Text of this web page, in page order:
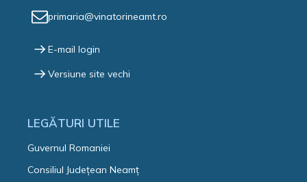
primaria@vinatorineamt.ro
E-mail login
Versiune site vechi
LEGĂTURI UTILE
Guvernul Romaniei
Consiliul Județean Neamț